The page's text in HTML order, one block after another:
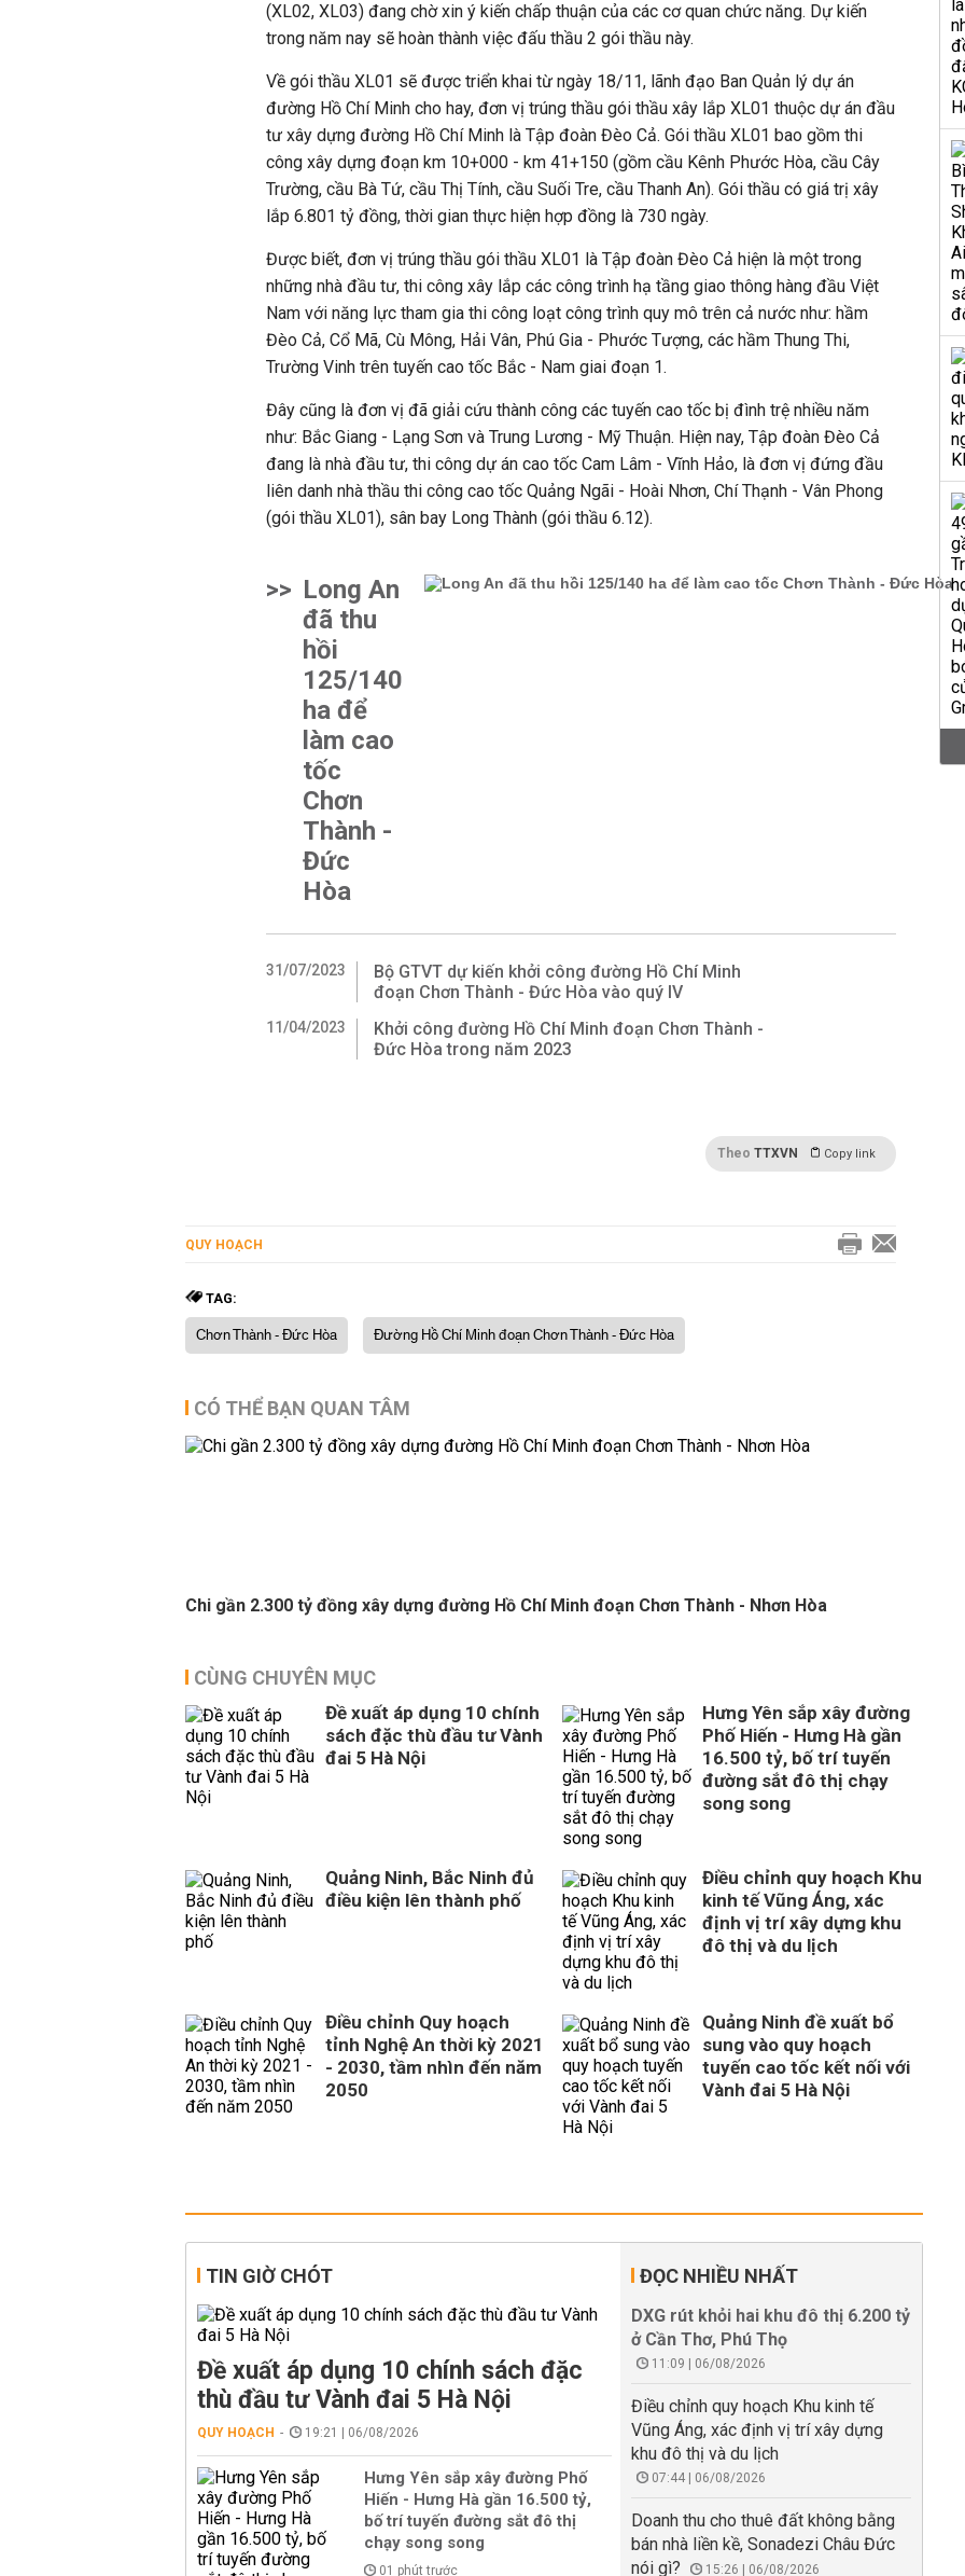
(XL02, XL03) đang chờ xin ý kiến chấp thuận của các cơ quan chức năng. Dự kiến
trong năm nay sẽ hoàn thành việc đấu thầu 2 gói thầu này.
Về gói thầu XL01 sẽ được triển khai từ ngày 18/11, lãnh đạo Ban Quản lý dự án
đường Hồ Chí Minh cho hay, đơn vị trúng thầu gói thầu xây lắp XL01 thuộc dự án đầu
tư xây dựng đường Hồ Chí Minh là Tập đoàn Đèo Cả. Gói thầu XL01 bao gồm thi
công xây dựng đoạn km 10+000 - km 41+150 (gồm cầu Kênh Phước Hòa, cầu Cây
Trường, cầu Bà Tứ, cầu Thị Tính, cầu Suối Tre, cầu Thanh An). Gói thầu có giá trị xây
lắp 6.801 tỷ đồng, thời gian thực hiện hợp đồng là 730 ngày.
Được biết, đơn vị trúng thầu gói thầu XL01 là Tập đoàn Đèo Cả hiện là một trong
những nhà đầu tư, thi công xây lắp các công trình hạ tầng giao thông hàng đầu Việt
Nam với năng lực tham gia thi công loạt công trình quy mô trên cả nước như: hầm
Đèo Cả, Cổ Mã, Cù Mông, Hải Vân, Phú Gia - Phước Tượng, các hầm Thung Thi,
Trường Vinh trên tuyến cao tốc Bắc - Nam giai đoạn 1.
Đây cũng là đơn vị đã giải cứu thành công các tuyến cao tốc bị đình trệ nhiều năm
như: Bắc Giang - Lạng Sơn và Trung Lương - Mỹ Thuận. Hiện nay, Tập đoàn Đèo Cả
đang là nhà đầu tư, thi công dự án cao tốc Cam Lâm - Vĩnh Hảo, là đơn vị đứng đầu
liên danh nhà thầu thi công cao tốc Quảng Ngãi - Hoài Nhơn, Chí Thạnh - Vân Phong
(gói thầu XL01), sân bay Long Thành (gói thầu 6.12).
>> Long An
đã thu
hồi
125/140
ha để
làm cao
tốc
Chơn
Thành -
Đức
Hòa
31/07/2023
Bộ GTVT dự kiến khởi công đường Hồ Chí Minh
đoạn Chơn Thành - Đức Hòa vào quý IV
11/04/2023
Khởi công đường Hồ Chí Minh đoạn Chơn Thành -
Đức Hòa trong năm 2023
Theo TTXVN Copy link
QUY HOẠCH
TAG:
Chơn Thành - Đức Hòa Đường Hồ Chí Minh đoạn Chơn Thành - Đức Hòa
CÓ THỂ BẠN QUAN TÂM
Chi gần 2.300 tỷ đồng xây dựng đường Hồ Chí Minh đoạn Chơn Thành - Nhơn Hòa
CÙNG CHUYÊN MỤC
Đề xuất áp dụng 10 chính
sách đặc thù đầu tư Vành
đai 5 Hà Nội
Hưng Yên sắp xây đường
Phố Hiến - Hưng Hà gần
16.500 tỷ, bố trí tuyến
đường sắt đô thị chạy
song song
Quảng Ninh, Bắc Ninh đủ
điều kiện lên thành phố
Điều chỉnh quy hoạch Khu
kinh tế Vũng Áng, xác
định vị trí xây dựng khu
đô thị và du lịch
Điều chỉnh Quy hoạch
tỉnh Nghệ An thời kỳ 2021
- 2030, tầm nhìn đến năm
2050
Quảng Ninh đề xuất bổ
sung vào quy hoạch
tuyến cao tốc kết nối với
Vành đai 5 Hà Nội
TIN GIỜ CHÓT
Đề xuất áp dụng 10 chính sách đặc
thù đầu tư Vành đai 5 Hà Nội
QUY HOẠCH 19:21 | 06/08/2026
Hưng Yên sắp xây đường Phố
Hiến - Hưng Hà gần 16.500 tỷ,
bố trí tuyến đường sắt đô thị
chạy song song
01 phút trước
ĐỌC NHIỀU NHẤT
DXG rút khỏi hai khu đô thị 6.200 tỷ
ở Cần Thơ, Phú Thọ
11:09 | 06/08/2026
Điều chỉnh quy hoạch Khu kinh tế
Vũng Áng, xác định vị trí xây dựng
khu đô thị và du lịch
07:44 | 06/08/2026
Doanh thu cho thuê đất không bằng
bán nhà liền kề, Sonadezi Châu Đức
nói gì?
15:26 | 06/08/2026